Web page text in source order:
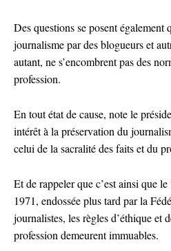
Des questions se posent également
journalisme par des blogueurs et
autant, ne s’encombrent pas des
profession.
En tout état de cause, note le
intérêt à la préservation du
celui de la sacralité des faits et du
Et de rappeler que c’est ainsi que
1971, endossée plus tard par la
journalistes, les règles d’éthique et
profession demeurent immuables.